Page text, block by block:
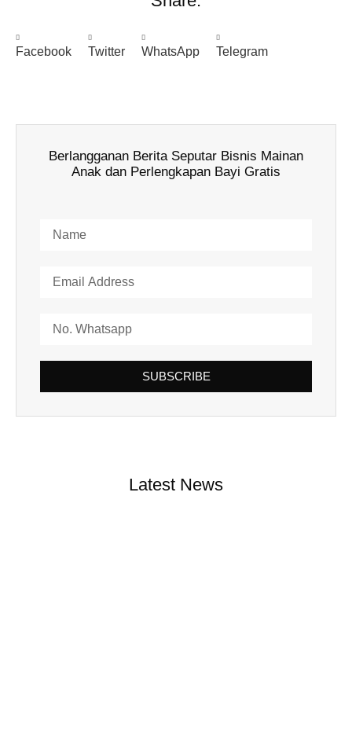
Facebook Twitter WhatsApp Telegram
Berlangganan Berita Seputar Bisnis Mainan
Anak dan Perlengkapan Bayi Gratis
SUBSCRIBE
Latest News